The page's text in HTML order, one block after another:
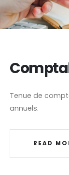
Tenue de
annuels.
READ